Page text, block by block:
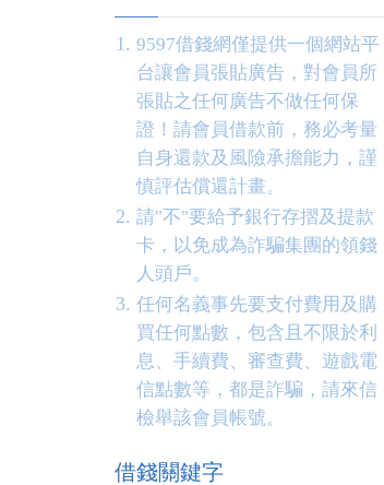
9597借錢網僅提供一個網站平
台讓會員張貼廣告，對會員所
張貼之任何廣告不做任何保
證！請會員借款前，務必考量
自身還款及風險承擔能力，謹
慎評估償還計畫。
請"不"要給予銀行存摺及提款
卡，以免成為詐騙集團的領錢
人頭戶。
任何名義事先要支付費用及購
買任何點數，包含且不限於利
息、手續費、審查費、遊戲電
信點數等，都是詐騙，請來信
檢舉該會員帳號。
借錢關鍵字